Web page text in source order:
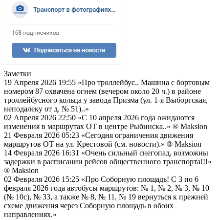
Заметки
19 Апреля 2026 19:55 «Про троллейбус.. Машина с бортовым
номером 87 охвачена огнем (вечером около 20 ч.) в районе
троллейбусного кольца у завода Призма (ул. 1-я Выборгская,
неподалеку от д. № 51)..»
02 Апреля 2026 22:50 «С 10 апреля 2026 года ожидаются
изменения в маршрутах ОТ в центре Рыбинска..» ® Maksion
21 Февраля 2026 05:23 «Сегодня ограничения движения
маршрутов ОТ на ул. Крестовой (см. новости).» ® Maksion
14 Февраля 2026 16:31 «Очень сильный снегопад, возможны
задержки в расписании рейсов общественного транспорта!!!»
® Maksion
02 Февраля 2026 15:25 «Про Соборную площадь! С 3 по 6
февраля 2026 года автобусы маршрутов: № 1, № 2, № 3, № 10
(№ 10с), № 33, а также № 8, № 11, № 19 вернуться к прежней
схеме движения через Соборную площадь в обоих
направлениях.»